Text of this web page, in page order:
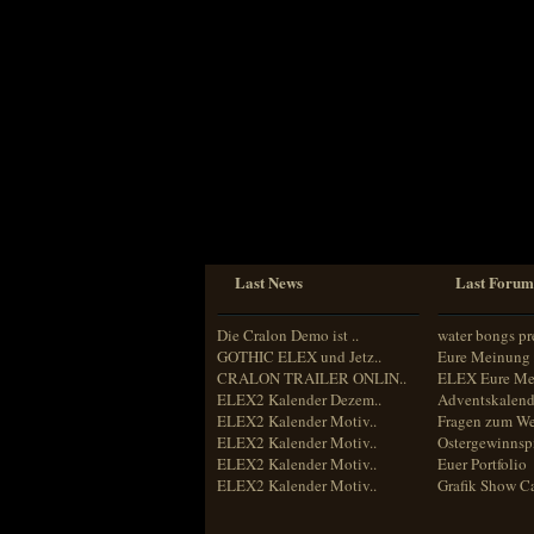
Last News
Die Cralon Demo ist ..
GOTHIC ELEX und Jetz..
CRALON TRAILER ONLIN..
ELEX2 Kalender Dezem..
ELEX2 Kalender Motiv..
ELEX2 Kalender Motiv..
ELEX2 Kalender Motiv..
ELEX2 Kalender Motiv..
Last Forum
water bongs
Eure Meinung
ELEX Eure
Fragen zum
Euer Portfolio
Grafik Show